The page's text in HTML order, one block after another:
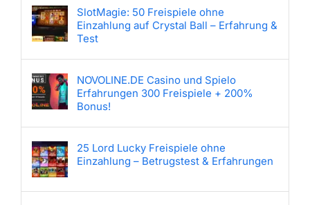
SlotMagie: 50 Freispiele ohne
Einzahlung auf Crystal Ball – Erfahrung &
Test
NOVOLINE.DE Casino und Spielo
Erfahrungen 300 Freispiele + 200%
Bonus!
25 Lord Lucky Freispiele ohne
Einzahlung – Betrugstest & Erfahrungen